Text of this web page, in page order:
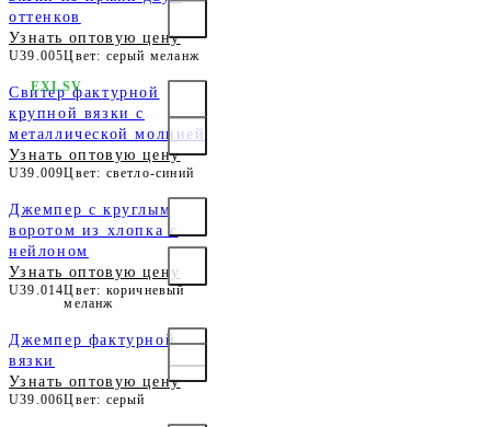
оттенков
Узнать оптовую цену
U39.005Цвет: серый меланж
Свитер фактурной
крупной вязки с
металлической молнией
Узнать оптовую цену
U39.009Цвет: светло-синий
EXLSV
Джемпер с круглым
воротом из хлопка с
нейлоном
Узнать оптовую цену
U39.014Цвет: коричневый
меланж
Джемпер фактурной
вязки
Узнать оптовую цену
U39.006Цвет: серый